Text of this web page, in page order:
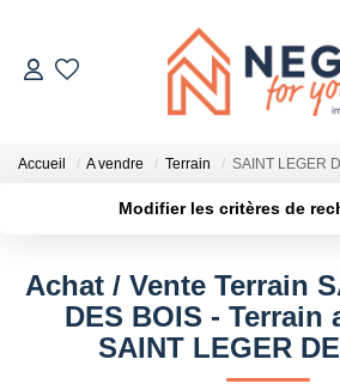
ACHETER
IMMOBILIER
Accueil A vendre Terrain SAINT LEGER
Modifier les critères de
Sélectionnez...
Type de bien
Surface
Achat / Vente Terrain
DES BOIS - Terrain
SAINT LEGER